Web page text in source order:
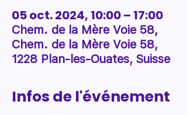
05 oct. 2024, 10:00 – 17:00
Chem. de la Mère Voie 58,
Chem. de la Mère Voie 58,
1228 Plan-les-Ouates, Suisse
Infos de l'événement